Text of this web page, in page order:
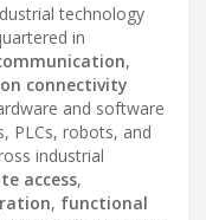
technology
in
,
connectivity
and software
PLCs, robots, and
industrial
access,
, functional